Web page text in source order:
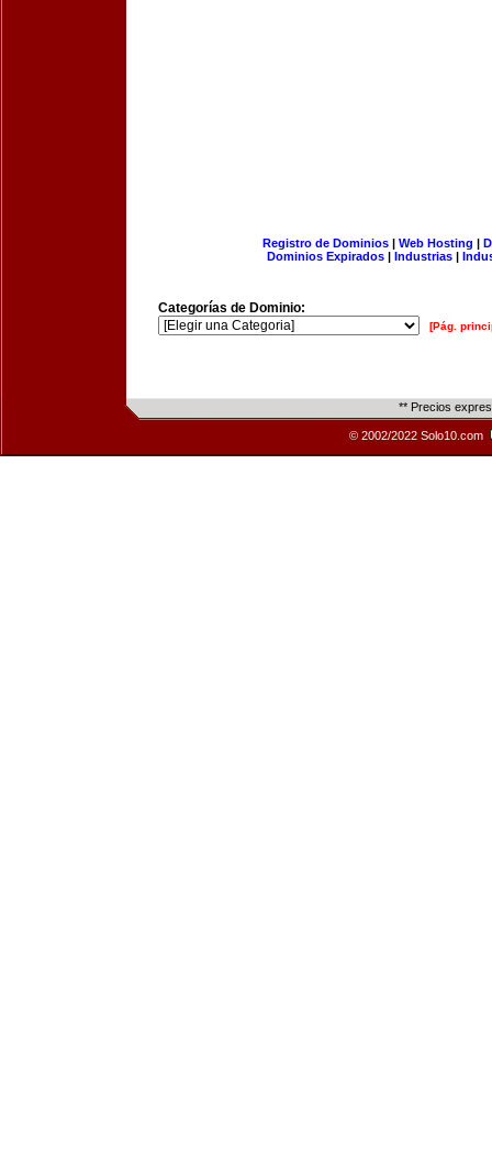
Registro de Dominios| Web Hosting |
Dominios Expirados | Industrias |
Categorías de Dominio:
[Pág.
** Precios
© 2002/2022 Solo10.com